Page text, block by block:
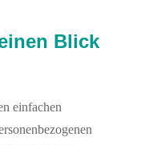
Blick
einfachen